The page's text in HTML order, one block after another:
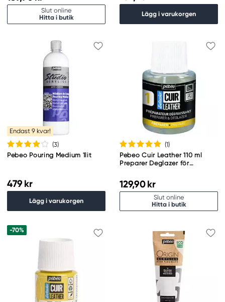
Slut online
Hitta i butik
Lägg i varukorgen
Endast 9 kvar!
(3)
Pebeo Pouring Medium 1lit
479 kr
Lägg i varukorgen
(1)
Pebeo Cuir Leather 110 ml
Preparer Deglazer för
129,90 kr
Slut online
Hitta i butik
-70%